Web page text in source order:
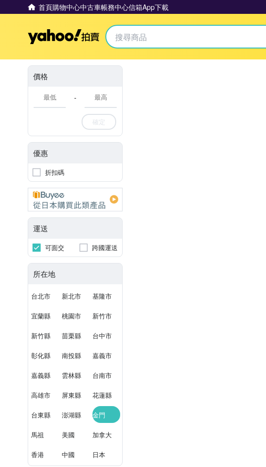
首頁購物中心中古車帳務中心信箱App下載
Yahoo拍賣
價格
-
確定
優惠
折扣碼
運送
可面交 跨國運送
所在地
台北市 新北市 基隆市
宜蘭縣 桃園市 新竹市
新竹縣 苗栗縣 台中市
彰化縣 南投縣 嘉義市
嘉義縣 雲林縣 台南市
高雄市 屏東縣 花蓮縣
台東縣 澎湖縣 金門
馬祖 美國 加拿大
香港 中國 日本